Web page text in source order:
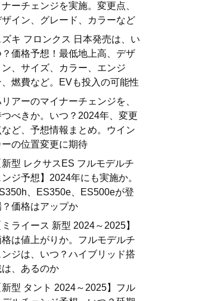
ナーチェンジを実施。変更点、
ザイン、グレード、カラーなど
ズキ フロンクス 日本発売は、い
？価格予想！最低地上高、デザ
ン、サイズ、カラー、エンジ
、燃費など。EVも投入の可能性
アーのマイナーチェンジを、
つべきか。いつ？2024年、変更
など、予想情報まとめ。ウイン
ーの位置変更に期待
新型 レクサスES フルモデルチ
ンジ予想】2024年にも実施か。
、ES350e、ES500eが登
？価格はアップか
ミライース 新型 2024～2025】
格は値上がりか。フルモデルチ
ンジは、いつ？ハイブリッド搭
は、あるのか
新型 タント 2024～2025】フル